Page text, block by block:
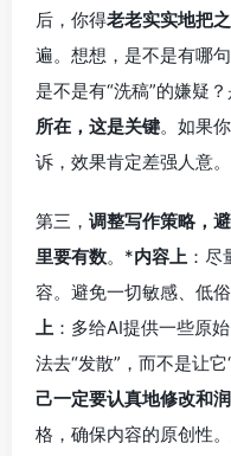
后，你得老老实实地把
遍。想想，是不是有哪
是不是有“洗稿”的嫌疑
所在，这是关键。如果
诉，效果肯定差强人意。
第三， 调整写作策略，
里要有数。*内容上 ：
容。避免一切敏感、低
上 ：多给AI提供一些原
法去“发散”，而不是让
己一定要认真地修改和
格，确保内容的原创性。